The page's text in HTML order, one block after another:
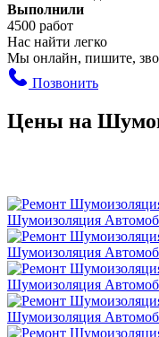
Выполнили
4500 работ
Нас найти легко
Мы онлайн, пишите,
Позвонить
Цены на
Шумоизоляция
Шумоизоляция
Шумоизоляция
Шумоизоляция